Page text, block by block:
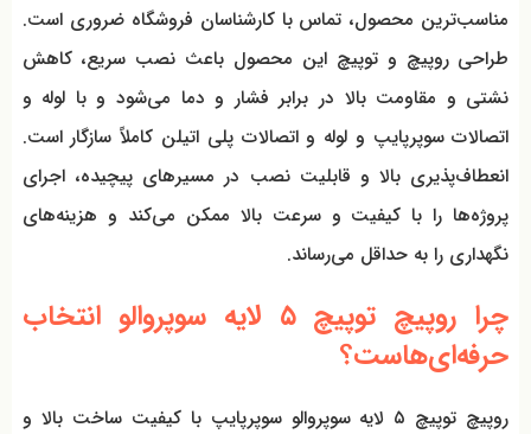
مناسب‌ترین محصول، تماس با کارشناسان فروشگاه ضروری است.
طراحی روپیچ و توپیچ این محصول باعث نصب سریع، کاهش
نشتی و مقاومت بالا در برابر فشار و دما می‌شود و با لوله و
اتصالات سوپرپایپ و لوله و اتصالات پلی اتیلن کاملاً سازگار است.
انعطاف‌پذیری بالا و قابلیت نصب در مسیرهای پیچیده، اجرای
پروژه‌ها را با کیفیت و سرعت بالا ممکن می‌کند و هزینه‌های
نگهداری را به حداقل می‌رساند.
چرا روپیچ توپیچ ۵ لایه سوپروالو انتخاب
حرفه‌ای‌هاست؟
روپیچ توپیچ ۵ لایه سوپروالو سوپرپایپ با کیفیت ساخت بالا و